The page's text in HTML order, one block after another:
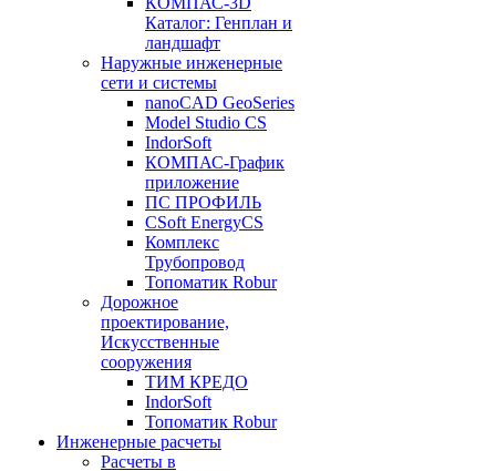
Каталог: Генплан и
ландшафт
Наружные инженерные
сети и системы
nanoCAD GeoSeries
Model Studio CS
IndorSoft
КОМПАС-График
приложение
ПС ПРОФИЛЬ
CSoft EnergyCS
Комплекс
Трубопровод
Топоматик Robur
Дорожное
проектирование,
Искусственные
сооружения
ТИМ КРЕДО
IndorSoft
Топоматик Robur
Инженерные расчеты
Расчеты в